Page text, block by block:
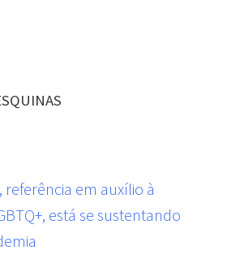
referência em auxílio à
está se sustentando